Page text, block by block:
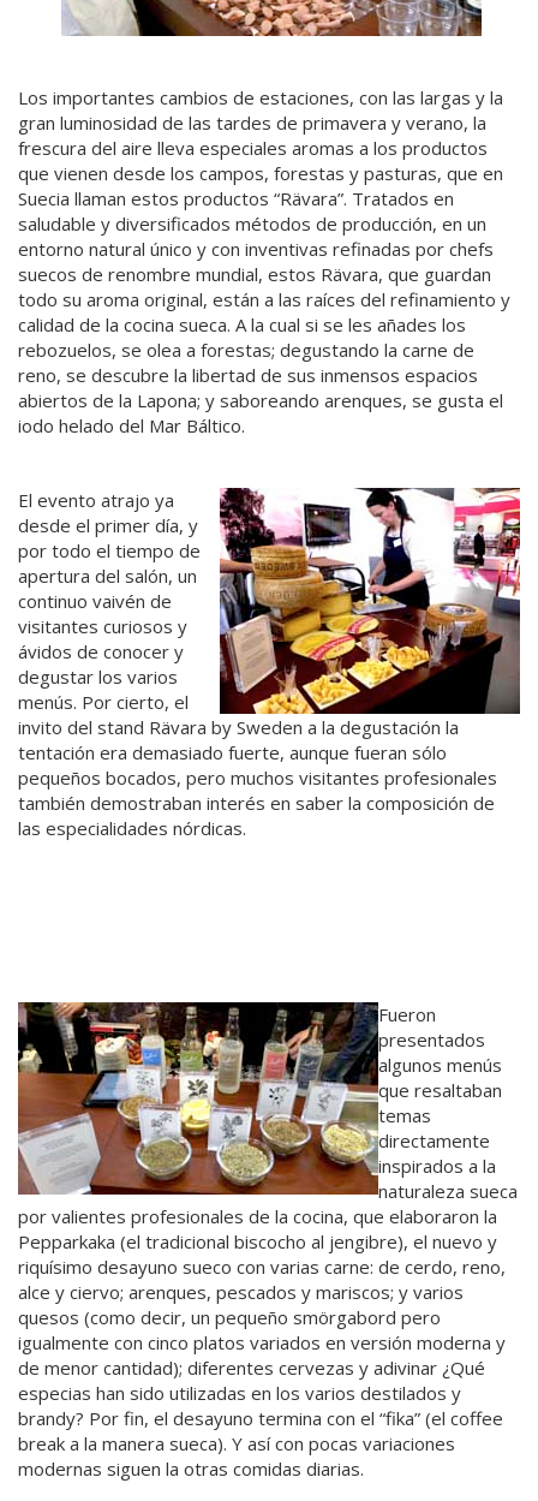
Los importantes cambios de estaciones, con las largas y la
gran luminosidad de las tardes de primavera y verano, la
frescura del aire lleva especiales aromas a los productos
que vienen desde los campos, forestas y pasturas, que en
Suecia llaman estos productos “Rävara”. Tratados en
saludable y diversificados métodos de producción, en un
entorno natural único y con inventivas refinadas por chefs
suecos de renombre mundial, estos Rävara, que guardan
todo su aroma original, están a las raíces del refinamiento y
calidad de la cocina sueca. A la cual si se les añades los
rebozuelos, se olea a forestas; degustando la carne de
reno, se descubre la libertad de sus inmensos espacios
abiertos de la Lapona; y saboreando arenques, se gusta el
iodo helado del Mar Báltico.
El evento atrajo ya
desde el primer día, y
por todo el tiempo de
apertura del salón, un
continuo vaivén de
visitantes curiosos y
ávidos de conocer y
degustar los varios
menús. Por cierto, el
invito del stand Rävara by Sweden a la degustación la
tentación era demasiado fuerte, aunque fueran sólo
pequeños bocados, pero muchos visitantes profesionales
también demostraban interés en saber la composición de
las especialidades nórdicas.
Fueron
presentados
algunos menús
que resaltaban
temas
directamente
inspirados a la
naturaleza sueca
por valientes profesionales de la cocina, que elaboraron la
Pepparkaka (el tradicional biscocho al jengibre), el nuevo y
riquísimo desayuno sueco con varias carne: de cerdo, reno,
alce y ciervo; arenques, pescados y mariscos; y varios
quesos (como decir, un pequeño smörgabord pero
igualmente con cinco platos variados en versión moderna y
de menor cantidad); diferentes cervezas y adivinar ¿Qué
especias han sido utilizadas en los varios destilados y
brandy? Por fin, el desayuno termina con el “fika” (el coffee
break a la manera sueca). Y así con pocas variaciones
modernas siguen la otras comidas diarias.